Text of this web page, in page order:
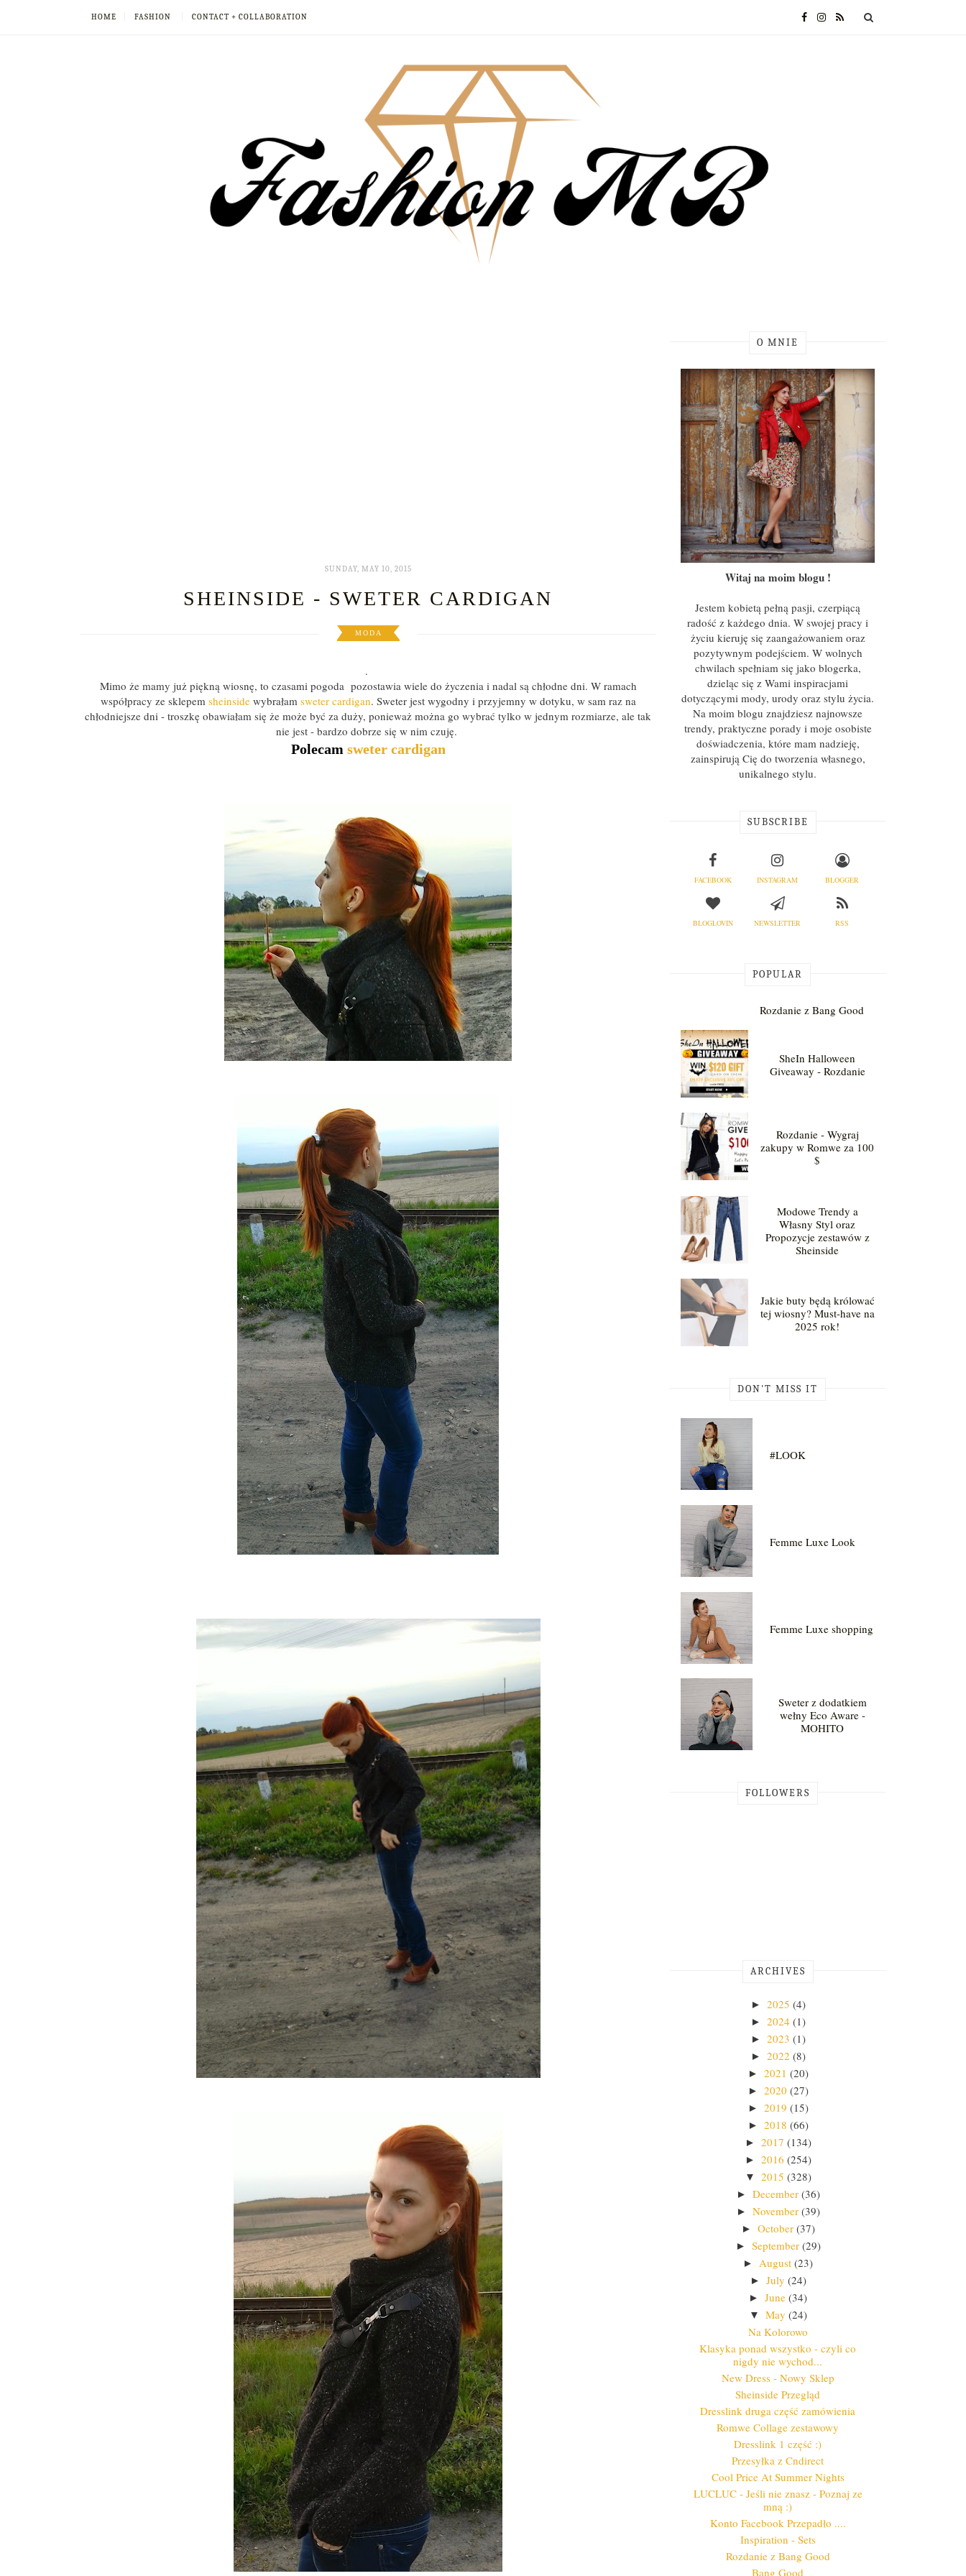
HOME FASHION CONTACT + COLLABORATION
SUNDAY, MAY 10, 2015
SHEINSIDE - SWETER CARDIGAN
MODA
.
Mimo że mamy już piękną wiosnę, to czasami pogoda pozostawia wiele do życzenia i nadal są chłodne dni. W ramach
współpracy ze sklepem sheinsidewybrałamsweter cardigan. Sweter jest wygodny i przyjemny w dotyku, w sam raz na
chłodniejsze dni - troszkę obawiałam się że może być za duży, ponieważ można go wybrać tylko w jednym rozmiarze, ale tak
nie jest - bardzo dobrze się w nim czuję.
Polecam sweter cardigan
O MNIE
Witaj na moim blogu !
Jestem kobietą pełną pasji, czerpiącą
radość z każdego dnia. W swojej pracy i
życiu kieruję się zaangażowaniem oraz
pozytywnym podejściem. W wolnych
chwilach spełniam się jako blogerka,
dzieląc się z Wami inspiracjami
dotyczącymi mody, urody oraz stylu życia.
Na moim blogu znajdziesz najnowsze
trendy, praktyczne porady i moje osobiste
doświadczenia, które mam nadzieję,
zainspirują Cię do tworzenia własnego,
unikalnego stylu.
SUBSCRIBE
FACEBOOK INSTAGRAM BLOGGER
BLOGLOVIN NEWSLETTER RSS
POPULAR
Rozdanie z Bang Good
SheIn Halloween
Giveaway - Rozdanie
Rozdanie - Wygraj
zakupy w Romwe za 100
$
Modowe Trendy a
Własny Styl oraz
Propozycje zestawów z
Sheinside
Jakie buty będą królować
tej wiosny? Must-have na
2025 rok!
DON'T MISS IT
#LOOK
Femme Luxe Look
Femme Luxe shopping
Sweter z dodatkiem
wełny Eco Aware -
MOHITO
FOLLOWERS
ARCHIVES
► 2025 (4)
► 2024 (1)
► 2023 (1)
► 2022 (8)
► 2021 (20)
► 2020 (27)
► 2019 (15)
► 2018 (66)
► 2017 (134)
► 2016 (254)
▼ 2015 (328)
► December (36)
► November (39)
► October (37)
► September (29)
► August (23)
► July (24)
► June (34)
▼ May (24)
Na Kolorowo
Klasyka ponad wszystko - czyli co
nigdy nie wychod...
New Dress - Nowy Sklep
Sheinside Przegląd
Dresslink druga część zamówienia
Romwe Collage zestawowy
Dresslink 1 część :)
Przesyłka z Cndirect
Cool Price At Summer Nights
LUCLUC - Jeśli nie znasz - Poznaj ze
mną :)
Konto Facebook Przepadło ....
Inspiration - Sets
Rozdanie z Bang Good
Bang Good